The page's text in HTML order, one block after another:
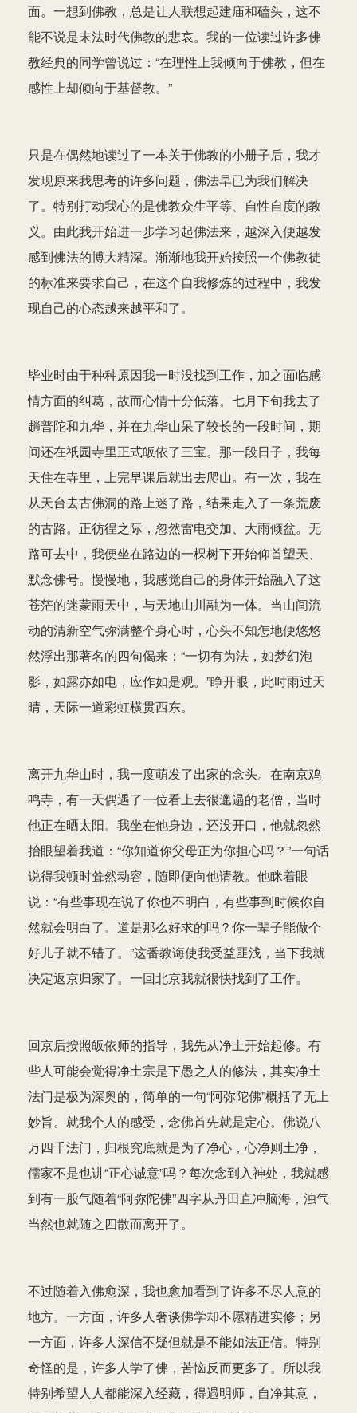
面。一想到佛教，总是让人联想起建庙和磕头，这不
能不说是末法时代佛教的悲哀。我的一位读过许多佛
教经典的同学曾说过：“在理性上我倾向于佛教，但在
感性上却倾向于基督教。”
只是在偶然地读过了一本关于佛教的小册子后，我才
发现原来我思考的许多问题，佛法早已为我们解决
了。特别打动我心的是佛教众生平等、自性自度的教
义。由此我开始进一步学习起佛法来，越深入便越发
感到佛法的博大精深。渐渐地我开始按照一个佛教徒
的标准来要求自己，在这个自我修炼的过程中，我发
现自己的心态越来越平和了。
毕业时由于种种原因我一时没找到工作，加之面临感
情方面的纠葛，故而心情十分低落。七月下旬我去了
趟普陀和九华，并在九华山呆了较长的一段时间，期
间还在祇园寺里正式皈依了三宝。那一段日子，我每
天住在寺里，上完早课后就出去爬山。有一次，我在
从天台去古佛洞的路上迷了路，结果走入了一条荒废
的古路。正彷徨之际，忽然雷电交加、大雨倾盆。无
路可去中，我便坐在路边的一棵树下开始仰首望天、
默念佛号。慢慢地，我感觉自己的身体开始融入了这
苍茫的迷蒙雨天中，与天地山川融为一体。当山间流
动的清新空气弥满整个身心时，心头不知怎地便悠悠
然浮出那著名的四句偈来：“一切有为法，如梦幻泡
影，如露亦如电，应作如是观。”睁开眼，此时雨过天
晴，天际一道彩虹横贯西东。
离开九华山时，我一度萌发了出家的念头。在南京鸡
鸣寺，有一天偶遇了一位看上去很邋遢的老僧，当时
他正在晒太阳。我坐在他身边，还没开口，他就忽然
抬眼望着我道：“你知道你父母正为你担心吗？”一句话
说得我顿时耸然动容，随即便向他请教。他眯着眼
说：“有些事现在说了你也不明白，有些事到时候你自
然就会明白了。道是那么好求的吗？你一辈子能做个
好儿子就不错了。”这番教诲使我受益匪浅，当下我就
决定返京归家了。一回北京我就很快找到了工作。
回京后按照皈依师的指导，我先从净土开始起修。有
些人可能会觉得净土宗是下愚之人的修法，其实净土
法门是极为深奥的，简单的一句“阿弥陀佛”概括了无上
妙旨。就我个人的感受，念佛首先就是定心。佛说八
万四千法门，归根究底就是为了净心，心净则土净，
儒家不是也讲“正心诚意”吗？每次念到入神处，我就感
到有一股气随着“阿弥陀佛”四字从丹田直冲脑海，浊气
当然也就随之四散而离开了。
不过随着入佛愈深，我也愈加看到了许多不尽人意的
地方。一方面，许多人奢谈佛学却不愿精进实修；另
一方面，许多人深信不疑但就是不能如法正信。特别
奇怪的是，许多人学了佛，苦恼反而更多了。所以我
特别希望人人都能深入经藏，得遇明师，自净其意，